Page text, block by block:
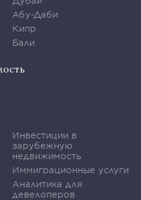
Абу-Даби
Кипр
Бали
Инвестиции в
зарубежную
недвижимость
Иммиграционные услуги
Аналитика для
девелоперов